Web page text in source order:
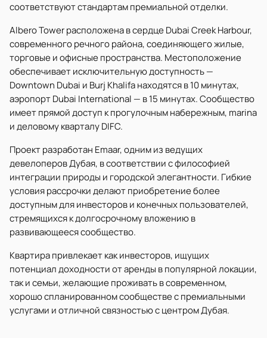
соответствуют стандартам премиальной отделки.
Albero Tower расположена в сердце Dubai Creek Harbour,
современного речного района, соединяющего жилые,
торговые и офисные пространства. Местоположение
обеспечивает исключительную доступность —
Downtown Dubai и Burj Khalifa находятся в 10 минутах,
аэропорт Dubai International — в 15 минутах. Сообщество
имеет прямой доступ к прогулочным набережным, marina
и деловому кварталу DIFC.
Проект разработан Emaar, одним из ведущих
девелоперов Дубая, в соответствии с философией
интеграции природы и городской элегантности. Гибкие
условия рассрочки делают приобретение более
доступным для инвесторов и конечных пользователей,
стремящихся к долгосрочному вложению в
развивающееся сообщество.
Квартира привлекает как инвесторов, ищущих
потенциал доходности от аренды в популярной локации,
так и семьи, желающие проживать в современном,
хорошо спланированном сообществе с премиальными
услугами и отличной связностью с центром Дубая.